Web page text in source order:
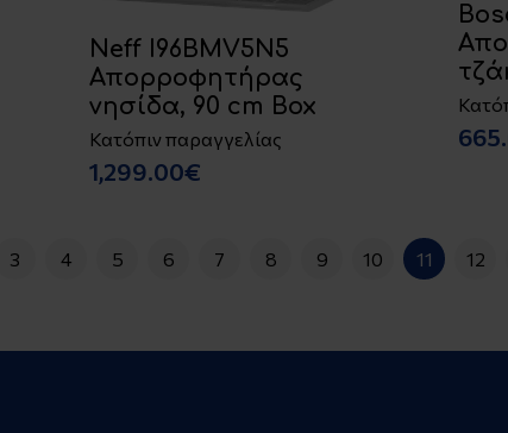
Neff I96BMV5N5
Απορροφητήρας
νησίδα, 90 cm Box
Κατόπιν παραγγελίας
1,299.00€
3 4 5 6 7 8 9 10 11 12